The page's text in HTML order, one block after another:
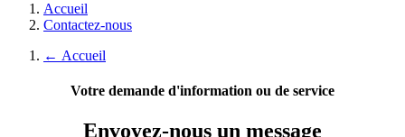
Accueil
Contactez-nous
← Accueil
Votre demande d'information ou de service
Envoyez-nous un message